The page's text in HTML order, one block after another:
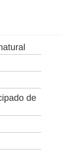
de